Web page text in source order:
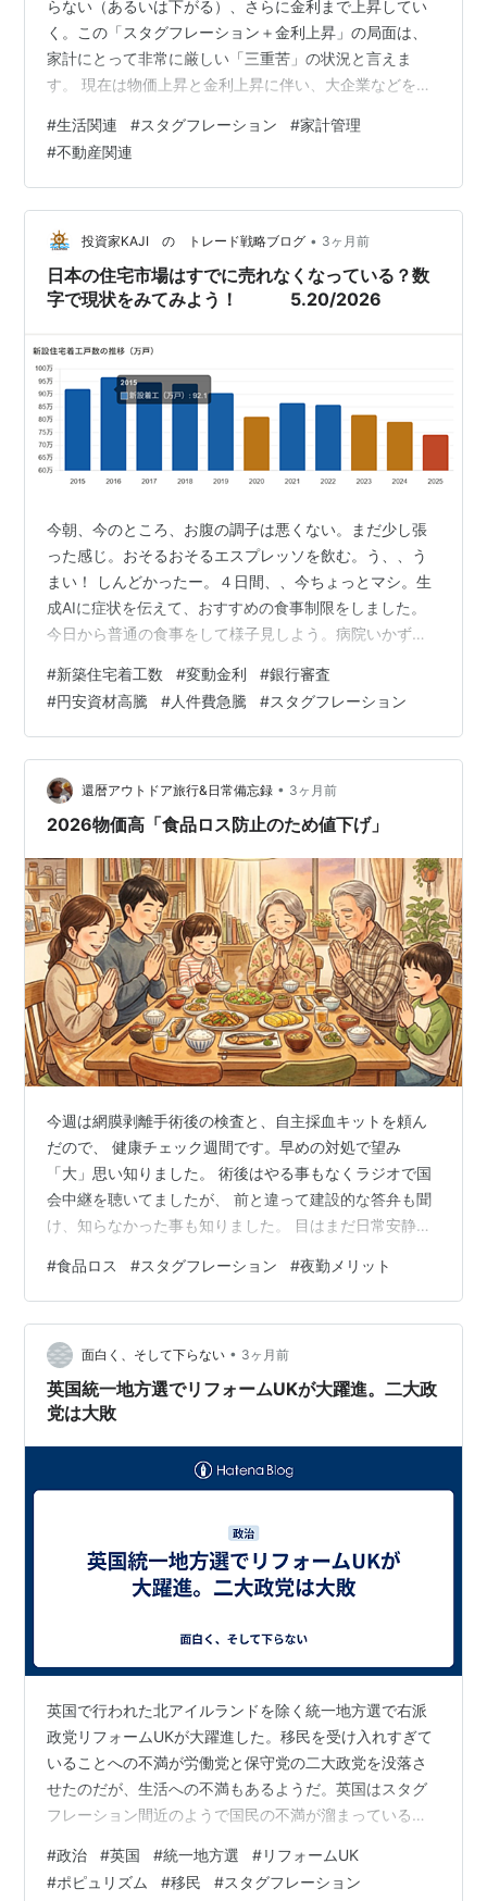
らない（あるいは下がる）、さらに金利まで上昇してい
く。この「スタグフレーション＋金利上昇」の局面は、
家計にとって非常に厳しい「三重苦」の状況と言えま
す。 現在は物価上昇と金利上昇に伴い、大企業などを中
上昇のまま景気悪化する可能性もゼロではありませんの
で、仮にそのような経済環境になったことを仮定し、そ
の状況下を生き抜くための家計管理の概要と注意点を解
説します。 ※スタグフレーションとは、景気停滞と物価
上昇が同時に起きる状態です。 1. スタグフレーション時
の家計管理の概要 この時期の家計管理の基本…
#生活関連 #スタグフレーション #家計管理
#不動産関連
投資家KAJI の トレード戦略ブログ • 3ヶ月前
日本の住宅市場はすでに売れなくなっている？数
字で現状をみてみよう！ 5.20/2026
今朝、今のところ、お腹の調子は悪くない。まだ少し張
った感じ。おそるおそるエスプレッソを飲む。う、、う
まい！ しんどかったー。４日間、、今ちょっとマシ。生
成AIに症状を伝えて、おすすめの食事制限をしました。
今日から普通の食事をして様子見しよう。病院いかずに
し。さて、投資戦略するうえで今日の本題は以下です。
住宅市場はすでにだぶついている？ ここ最近の決算で一
部タマホームが赤字続きです。様々な要因があります
が、そもそもの新築の需要が減少してきています。日本
に何が起きているか、具体的な数字と照らし合わせてみ
ていきましょう。 上記の推移のように新築住宅…
#新築住宅着工数 #変動金利 #銀行審査
#円安資材高騰 #人件費急騰 #スタグフレーション
還暦アウトドア旅行&日常備忘録 • 3ヶ月前
2026物価高「食品ロス防止のため値下げ」
今週は網膜剥離手術後の検査と、自主採血キットを頼ん
だので、 健康チェック週間です。早めの対処で望み
「大」思い知りました。 術後はやる事もなくラジオで国
会中継を聴いてましたが、 前と違って建設的な答弁も聞
け、知らなかった事も知りました。 目はまだ日常安静な
は低脂肪牛乳、納豆、豆腐、もやし。日常食です。 身体
に優しい食品が安いから助かります。 量販店は激安です
が、歳と共に行くのが困難な予感。 さて気になったのは
賞味期限が近い「半額」ではなく、 「食品ロス防止のた
め値下げします」って、 品出ししたばかり3割引を買い
ました。 う～ん、値上げされたモノ…
#食品ロス #スタグフレーション #夜勤メリット
面白く、そして下らない • 3ヶ月前
英国統一地方選でリフォームUKが大躍進。二大政
党は大敗
英国で行われた北アイルランドを除く統一地方選で右派
政党リフォームUKが大躍進した。移民を受け入れすぎて
いることへの不満が労働党と保守党の二大政党を没落さ
せたのだが、生活への不満もあるようだ。英国はスタグ
フレーション間近のようで国民の不満が溜まっている。
活は苦しい。失われた30年でいつまで経っても経済は良
くならないのに消費税は10%まで増税され国民負担率は
#政治 #英国 #統一地方選 #リフォームUK
#ポピュリズム #移民 #スタグフレーション